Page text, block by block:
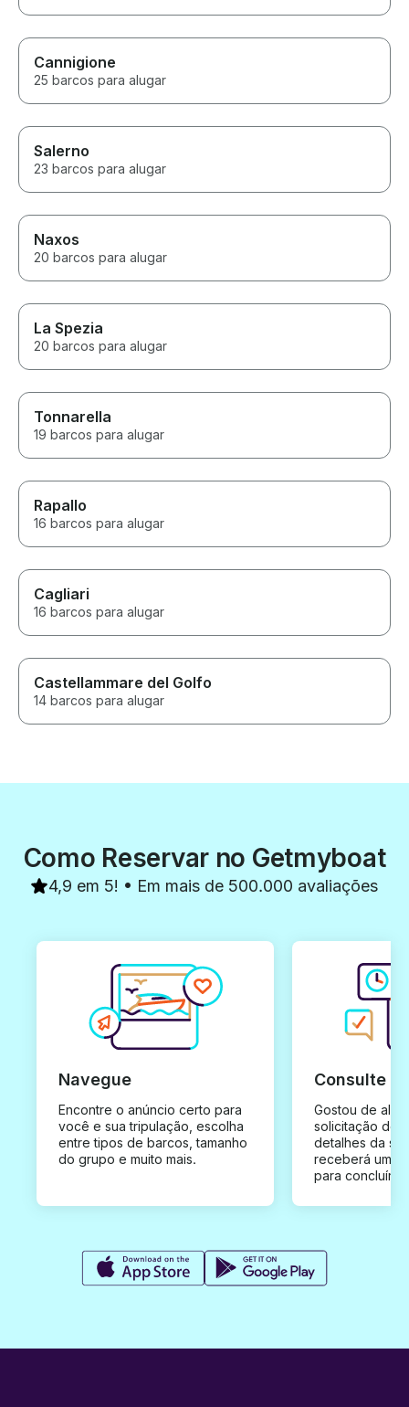
Cannigione
25 barcos para alugar
Salerno
23 barcos para alugar
Naxos
20 barcos para alugar
La Spezia
20 barcos para alugar
Tonnarella
19 barcos para alugar
Rapallo
16 barcos para alugar
Cagliari
16 barcos para alugar
Castellammare del Golfo
14 barcos para alugar
Como Reservar no Getmyboat
4,9 em 5! • Em mais de 500.000 avaliações
Navegue
Encontre o anúncio certo para
você e sua tripulação, escolha
entre tipos de barcos, tamanho
do grupo e muito mais.
Consulte e
Gostou de
solicitação de
detalhes da
receberá uma
para concluír a